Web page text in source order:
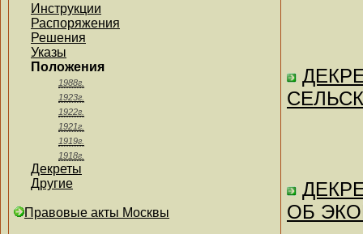
Инструкции
Распоряжения
Решения
Указы
Положения
1988г.
1923г.
1922г.
1921г.
1919г.
1918г.
Декреты
Другие
Правовые акты Москвы
ОБ